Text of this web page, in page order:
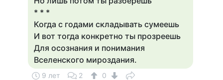
* * *
Когда с годами складывать сумеешь
И вот тогда конкретно ты прозреешь
Для осознания и понимания
Вселенского мироздания.
9 лет 2 0